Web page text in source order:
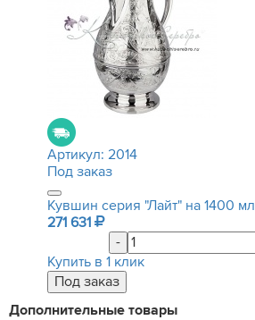
Артикул: 2014
Под заказ
Кувшин серия "Лайт" на 1400 мл
271 631
-
Купить в 1 клик
Дополнительные товары